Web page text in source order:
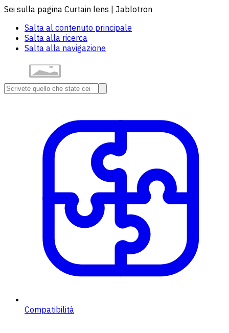
Sei sulla pagina Curtain lens | Jablotron
Salta al contenuto principale
Salta alla ricerca
Salta alla navigazione
Compatibilità